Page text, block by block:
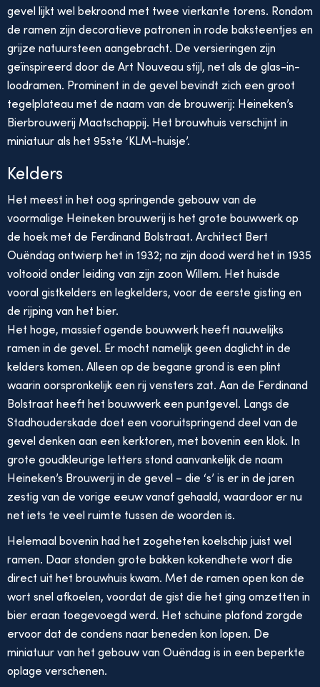
gevel lijkt wel bekroond met twee vierkante torens. Rondom
de ramen zijn decoratieve patronen in rode baksteentjes en
grijze natuursteen aangebracht. De versieringen zijn
geïnspireerd door de Art Nouveau stijl, net als de glas-in-
loodramen. Prominent in de gevel bevindt zich een groot
tegelplateau met de naam van de brouwerij: Heineken’s
Bierbrouwerij Maatschappij. Het brouwhuis verschijnt in
miniatuur als het 95ste ‘KLM-huisje’.
Kelders
Het meest in het oog springende gebouw van de
voormalige Heineken brouwerij is het grote bouwwerk op
de hoek met de Ferdinand Bolstraat. Architect Bert
Ouëndag ontwierp het in 1932; na zijn dood werd het in 1935
voltooid onder leiding van zijn zoon Willem. Het huisde
vooral gistkelders en legkelders, voor de eerste gisting en
de rijping van het bier.
Het hoge, massief ogende bouwwerk heeft nauwelijks
ramen in de gevel. Er mocht namelijk geen daglicht in de
kelders komen. Alleen op de begane grond is een plint
waarin oorspronkelijk een rij vensters zat. Aan de Ferdinand
Bolstraat heeft het bouwwerk een puntgevel. Langs de
Stadhouderskade doet een vooruitspringend deel van de
gevel denken aan een kerktoren, met bovenin een klok. In
grote goudkleurige letters stond aanvankelijk de naam
Heineken’s Brouwerij in de gevel – die ‘s’ is er in de jaren
zestig van de vorige eeuw vanaf gehaald, waardoor er nu
net iets te veel ruimte tussen de woorden is.
Helemaal bovenin had het zogeheten koelschip juist wel
ramen. Daar stonden grote bakken kokendhete wort die
direct uit het brouwhuis kwam. Met de ramen open kon de
wort snel afkoelen, voordat de gist die het ging omzetten in
bier eraan toegevoegd werd. Het schuine plafond zorgde
ervoor dat de condens naar beneden kon lopen. De
miniatuur van het gebouw van Ouëndag is in een beperkte
oplage verschenen.